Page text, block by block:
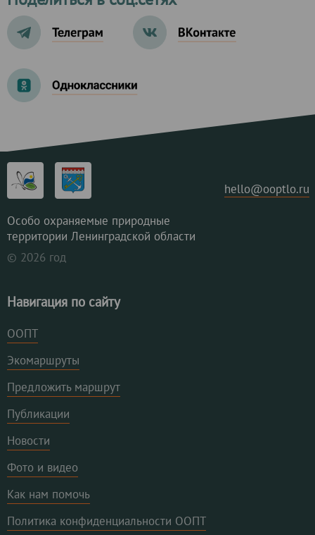
hello@ooptlo.ru
Особо охраняемые природные
территории Ленинградской области
© 2026 год
Навигация по сайту
ООПТ
Экомаршруты
Предложить маршрут
Публикации
Новости
Фото и видео
Как нам помочь
Политика конфиденциальности ООПТ